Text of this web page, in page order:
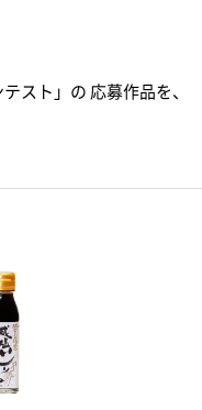
スト」の 応募作品を、